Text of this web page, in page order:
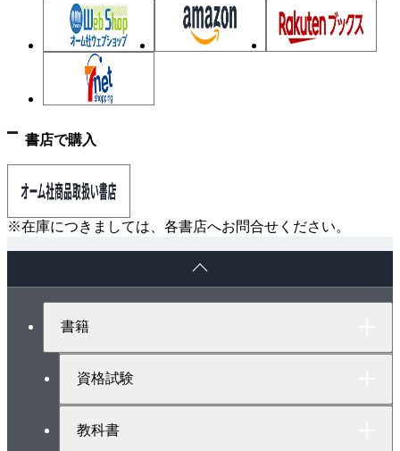
書店で購入
※在庫につきましては、各書店へお問合せください。
書籍
資格試験
教科書